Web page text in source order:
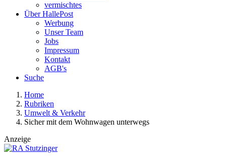
vermischtes
Über HallePost
Werbung
Unser Team
Jobs
Impressum
Kontakt
AGB's
Suche
Home
Rubriken
Umwelt & Verkehr
Sicher mit dem Wohnwagen unterwegs
Anzeige